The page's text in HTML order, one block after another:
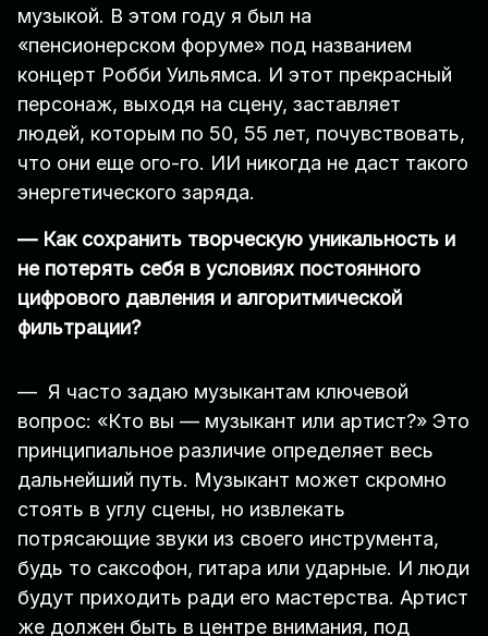
музыкой. В этом году я был на
«пенсионерском форуме» под названием
концерт Робби Уильямса. И этот прекрасный
персонаж, выходя на сцену, заставляет
людей, которым по 50, 55 лет, почувствовать,
что они еще ого-го. ИИ никогда не даст такого
энергетического заряда.
— Как сохранить творческую уникальность и
не потерять себя в условиях постоянного
цифрового давления и алгоритмической
фильтрации?
— Я часто задаю музыкантам ключевой
вопрос: «Кто вы — музыкант или артист?» Это
принципиальное различие определяет весь
дальнейший путь. Музыкант может скромно
стоять в углу сцены, но извлекать
потрясающие звуки из своего инструмента,
будь то саксофон, гитара или ударные. И люди
будут приходить ради его мастерства. Артист
же должен быть в центре внимания, под